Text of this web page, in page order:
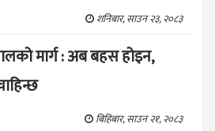
शनिबार, साउन २३, २०८३
मार्ग : अब बहस होइन,
बिहिबार, साउन २१, २०८३